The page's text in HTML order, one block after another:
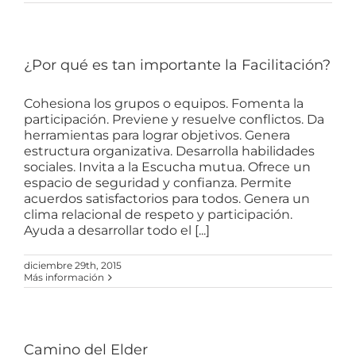
¿Por qué es tan importante la Facilitación?
Cohesiona los grupos o equipos. Fomenta la
participación. Previene y resuelve conflictos. Da
herramientas para lograr objetivos. Genera
estructura organizativa. Desarrolla habilidades
sociales. Invita a la Escucha mutua. Ofrece un
espacio de seguridad y confianza. Permite
acuerdos satisfactorios para todos. Genera un
clima relacional de respeto y participación.
Ayuda a desarrollar todo el [...]
diciembre 29th, 2015
Más información
Camino del Elder